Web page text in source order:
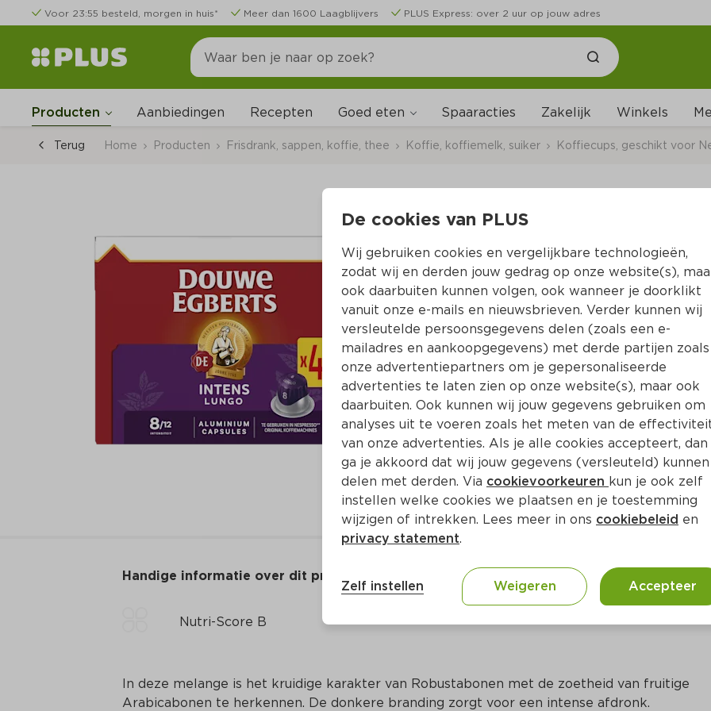
Voor 23:55 besteld, morgen in huis* Meer dan 1600 Laagblijvers PLUS Express: over 2 uur op jouw adres
Producten Aanbiedingen Recepten Goed eten Spaaracties Zakelijk Winkels
Terug Home Producten Frisdrank, sappen, koffie, thee Koffie, koffiemelk, suiker Koffiecups, geschikt voor
Douwe Egberts
Per Doos 40 st  (per stuks €0.29)
11.79
Toevoegen
Handige informatie over dit product
Nutri-Score B
In deze melange is het kruidige karakter van Robustabonen met de zoetheid van fruitige
Arabicabonen te herkennen. De donkere branding zorgt voor een intense afdronk.
De cookies van PLUS
Wij gebruiken cookies en vergelijkbare technologieën,
zodat wij en derden jouw gedrag op onze website(s),
ook daarbuiten kunnen volgen, ook wanneer je doorklikt
vanuit onze e-mails en nieuwsbrieven. Verder kunnen wij
versleutelde persoonsgegevens delen (zoals een e-
mailadres en aankoopgegevens) met derde partijen zoals
onze advertentiepartners om je gepersonaliseerde
advertenties te laten zien op onze website(s), maar ook
daarbuiten. Ook kunnen wij jouw gegevens gebruiken om
analyses uit te voeren zoals het meten van de
van onze advertenties. Als je alle cookies accepteert, dan
ga je akkoord dat wij jouw gegevens (versleuteld) kunnen
delen met derden. Via cookievoorkeuren kun je ook zelf
instellen welke cookies we plaatsen en je toestemming
wijzigen of intrekken. Lees meer in ons cookiebeleid en
privacy statement.
Zelf instellen Weigeren Accepteer